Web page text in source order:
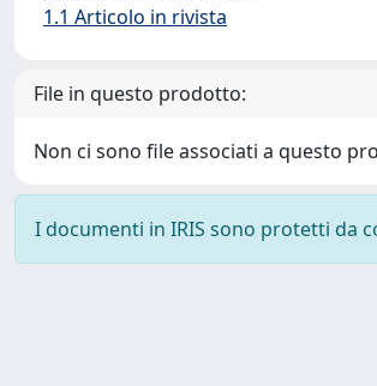
1.1 Articolo in rivista
File in questo prodotto:
Non ci sono file associati a questo
I documenti in IRIS sono protetti da